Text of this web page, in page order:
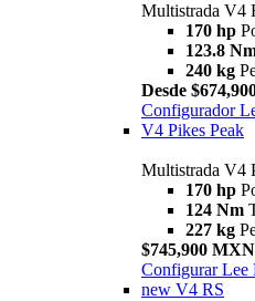
Multistrada V4
170 hp
123.8
240 kg
Desde
Configurador
V4 Pikes Peak
Multistrada V4
170 hp
124 Nm
227 kg
$745,900 MXN
Configurar Lee
new V4 RS